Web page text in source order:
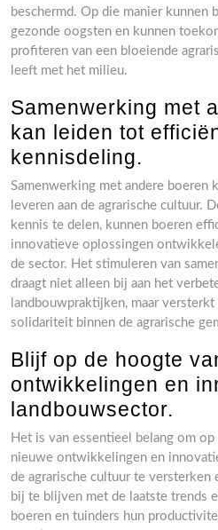
beschermd. Op die manier kunnen
gezonde oogsten en kunnen
profiteren van een bloeiende
leeft met het milieu.
Samenwerking met
kan leiden tot
kennisdeling.
Samenwerking met andere boeren
leveren aan de agrarische cultuur.
kennis te delen, kunnen boeren
innovatieve oplossingen
de sector. Het stimuleren van
draagt niet alleen bij aan het
landbouwpraktijken, maar
solidariteit binnen de agrarische
Blijf op de hoogte
ontwikkelingen en
landbouwsector.
Het is van essentieel belang om
nieuwe ontwikkelingen en
de agrarische cultuur te
bij te blijven met de laatste trends
boeren en tuinders hun